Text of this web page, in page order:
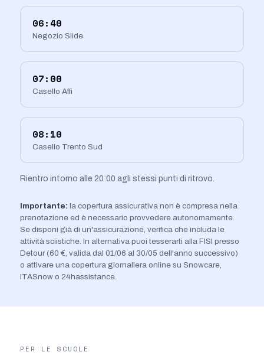
06:40
Negozio Slide
07:00
Casello Affi
08:10
Casello Trento Sud
Rientro intorno alle 20:00 agli stessi punti di ritrovo.
Importante: la copertura assicurativa non è compresa nella
prenotazione ed è necessario provvedere autonomamente.
Se disponi già di un'assicurazione, verifica che includa le
attività sciistiche. In alternativa puoi tesserarti alla FISI presso
Detour (60 €, valida dal 01/06 al 30/05 dell'anno successivo)
o attivare una copertura giornaliera online su Snowcare,
ITASnow o 24hassistance.
PER LE SCUOLE